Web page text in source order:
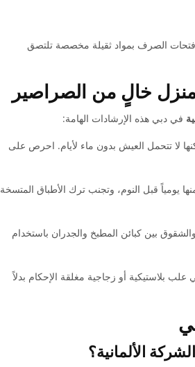
فتحات الصرف بمواد ثقيلة مخصصة تلتصق
منزل خالٍ من الصراصير
في دبي هذه الإرشادات الهامة:
لا تتحمل العيش بدون ماء لأيام. احرص على
يومياً قبل النوم، وتجنب ترك الأطباق المتسخة
بين كبائن المطبخ والجدران باستخدام
بلاستيكية أو زجاجية مغلقة الإحكام بدلاً
الألمانية؟